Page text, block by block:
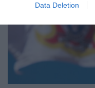
Data Deletion